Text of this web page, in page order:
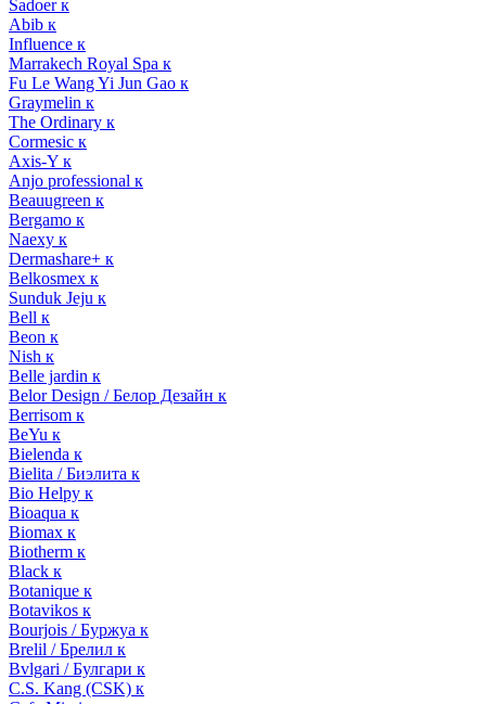
Sadoer к
Abib к
Influence к
Marrakech Royal Spa к
Fu Le Wang Yi Jun Gao к
Graymelin к
The Ordinary к
Cormesic к
Axis-Y к
Anjo professional к
Beauugreen к
Bergamo к
Naexy к
Dermashare+ к
Belkosmex к
Sunduk Jeju к
Bell к
Beon к
Nish к
Belle jardin к
Belor Design / Белор Дезайн к
Berrisom к
BeYu к
Bielenda к
Bielita / Биэлита к
Bio Helpy к
Bioaqua к
Biomax к
Biotherm к
Black к
Botanique к
Botavikos к
Bourjois / Буржуа к
Brelil / Брелил к
Bvlgari / Булгари к
C.S. Kang (CSK) к